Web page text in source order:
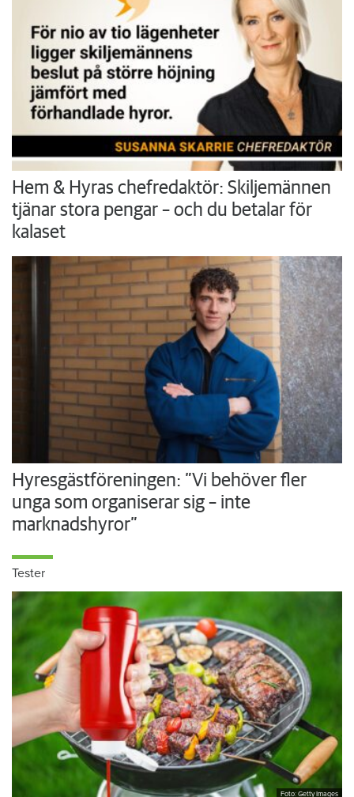
Hem & Hyras chefredaktör: Skiljemännen
tjänar stora pengar – och du betalar för
kalaset
Hyresgästföreningen: ”Vi behöver fler
unga som organiserar sig – inte
marknadshyror”
Tester
Foto: Getty Images